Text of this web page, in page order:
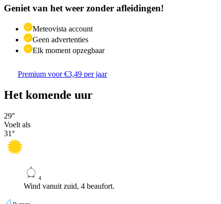
Geniet van het weer zonder afleidingen!
Meteovista account
Geen advertenties
Elk moment opzegbaar
Premium voor €3,49 per jaar
Het komende uur
29°
Voelt als
31°
4
Wind vanuit zuid, 4 beaufort.